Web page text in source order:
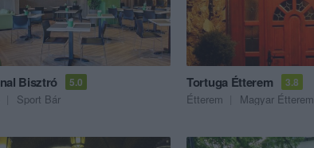
Bisztró 5.0
Sport Bár
Tortuga Étterem 3.8
Étterem Magyar Étterem